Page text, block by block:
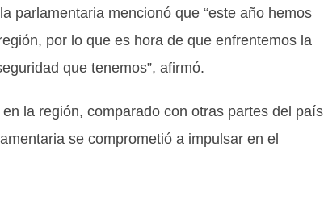
parlamentaria mencionó que “este año hemos
por lo que es hora de que enfrentemos la
que tenemos”, afirmó.
la región, comparado con otras partes del país
se comprometió a impulsar en el